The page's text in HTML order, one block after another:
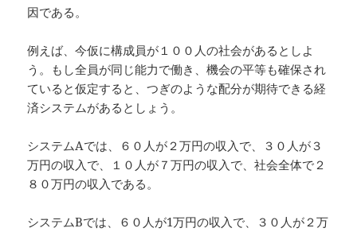
因である。
例えば、今仮に構成員が１００人の社会があるとしよ
う。もし全員が同じ能力で働き、機会の平等も確保され
ていると仮定すると、つぎのような配分が期待できる経
済システムがあるとしょう。
システムAでは、６０人が２万円の収入で、３０人が３
万円の収入で、１０人が７万円の収入で、社会全体で２
８０万円の収入である。
システムBでは、６０人が1万円の収入で、３０人が２万